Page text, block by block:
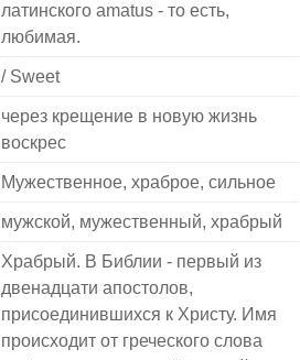
латинского amatus - то есть,
любимая.
/ Sweet
через крещение в новую жизнь
воскрес
Мужественное, храброе, сильное
мужской, мужественный, храбрый
Храбрый. В Библии - первый из
двенадцати апостолов,
присоединившихся к Христу. Имя
происходит от греческого слова